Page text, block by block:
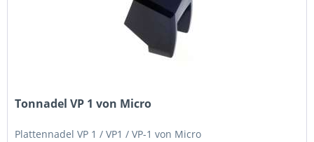
Tonnadel VP 1 von Micro
Plattennadel VP 1 / VP1 / VP-1 von Micro